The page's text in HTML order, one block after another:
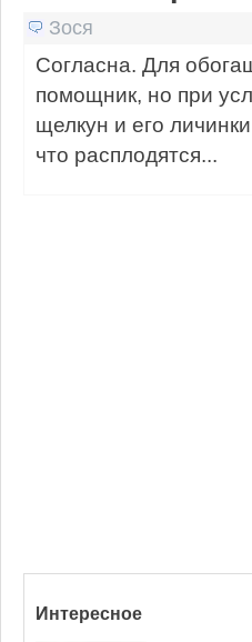
Зося
Согласна. Для
помощник, но при
щелкун и его
что расплодятся...
Интересное